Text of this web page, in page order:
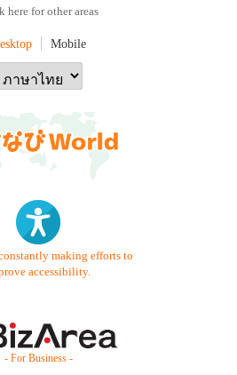
here for other areas
Mobile
making efforts to
accessibility.
- For Business -